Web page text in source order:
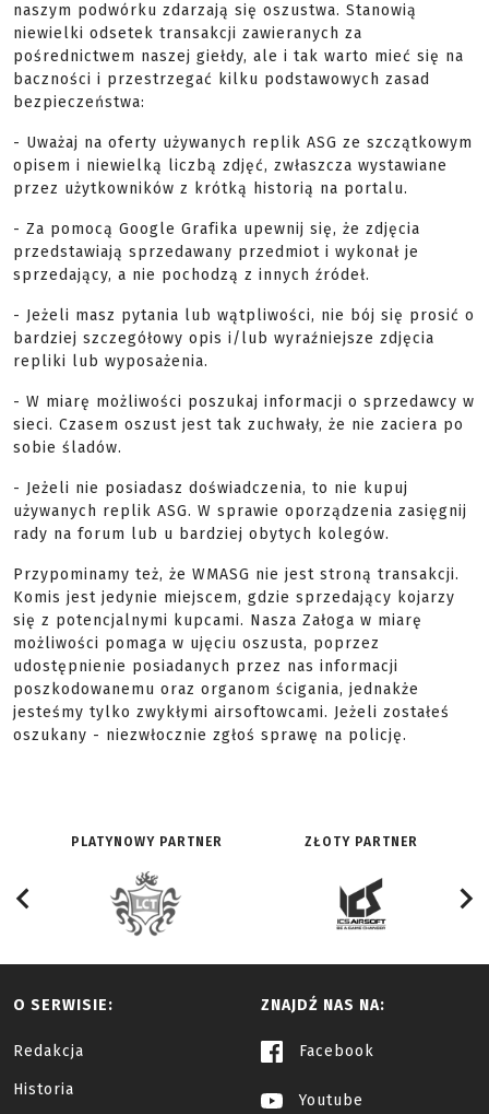
naszym podwórku zdarzają się oszustwa. Stanowią
niewielki odsetek transakcji zawieranych za
pośrednictwem naszej giełdy, ale i tak warto mieć się na
baczności i przestrzegać kilku podstawowych zasad
bezpieczeństwa:
- Uważaj na oferty używanych replik ASG ze szczątkowym
opisem i niewielką liczbą zdjęć, zwłaszcza wystawiane
przez użytkowników z krótką historią na portalu.
- Za pomocą Google Grafika upewnij się, że zdjęcia
przedstawiają sprzedawany przedmiot i wykonał je
sprzedający, a nie pochodzą z innych źródeł.
- Jeżeli masz pytania lub wątpliwości, nie bój się prosić o
bardziej szczegółowy opis i/lub wyraźniejsze zdjęcia
repliki lub wyposażenia.
- W miarę możliwości poszukaj informacji o sprzedawcy w
sieci. Czasem oszust jest tak zuchwały, że nie zaciera po
sobie śladów.
- Jeżeli nie posiadasz doświadczenia, to nie kupuj
używanych replik ASG. W sprawie oporządzenia zasięgnij
rady na forum lub u bardziej obytych kolegów.
Przypominamy też, że WMASG nie jest stroną transakcji.
Komis jest jedynie miejscem, gdzie sprzedający kojarzy
się z potencjalnymi kupcami. Nasza Załoga w miarę
możliwości pomaga w ujęciu oszusta, poprzez
udostępnienie posiadanych przez nas informacji
poszkodowanemu oraz organom ścigania, jednakże
jesteśmy tylko zwykłymi airsoftowcami. Jeżeli zostałeś
oszukany - niezwłocznie zgłoś sprawę na policję.
PLATYNOWY PARTNER ZŁOTY PARTNER
O SERWISIE:
Redakcja
Historia
ZNAJDŹ NAS NA:
Facebook
Youtube